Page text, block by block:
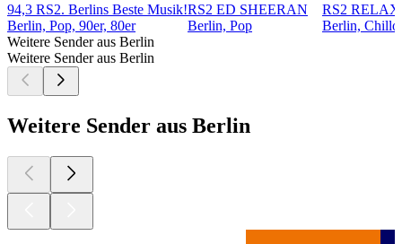
94,3 RS2. Berlins Beste Musik!
Berlin, Pop, 90er, 80er
RS2 ED SHEERAN
Berlin, Pop
RS2 RELAX
Berlin,
Weitere Sender aus Berlin
Weitere Sender aus Berlin
Weitere Sender aus Berlin